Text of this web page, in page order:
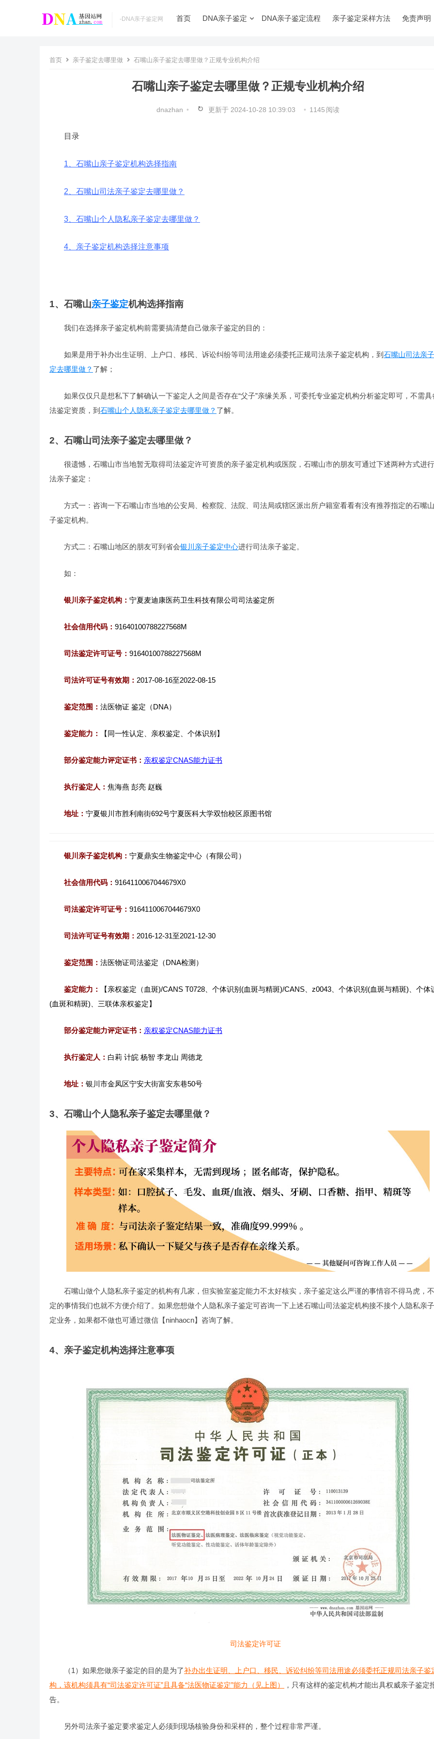
­-DNA亲子鉴定网 首页 DNA亲子鉴定 DNA亲子鉴定流程 亲子鉴定采样方法 免责声明
首页 亲子鉴定去哪里做 石嘴山亲子鉴定去哪里做？正规专业机构介绍
石嘴山亲子鉴定去哪里做？正规专业机构介绍
dnazhan • 更新于 2024-10-28 10:39:03 • 1145 阅读
目录
1、石嘴山亲子鉴定机构选择指南
2、石嘴山司法亲子鉴定去哪里做？
3、石嘴山个人隐私亲子鉴定去哪里做？
4、亲子鉴定机构选择注意事项
1、石嘴山亲子鉴定机构选择指南
我们在选择亲子鉴定机构前需要搞清楚自己做亲子鉴定的目的：
如果是用于补办出生证明、上户口、移民、诉讼纠纷等司法用途必须委托正规司法亲子鉴定机构，到 石嘴山司法亲
定去哪里做？ 了解；
如果仅仅只是想私下了解确认一下鉴定人之间是否存在“父子”亲缘关系，可委托专业鉴定机构分析鉴定即可，不需具
法鉴定资质，到 石嘴山个人隐私亲子鉴定去哪里做？ 了解。
2、石嘴山司法亲子鉴定去哪里做？
很遗憾，石嘴山市当地暂无取得司法鉴定许可资质的亲子鉴定机构或医院，石嘴山市的朋友可通过下述两种方式进
法亲子鉴定：
方式一：咨询一下石嘴山市当地的公安局、检察院、法院、司法局或辖区派出所户籍室看看有没有推荐指定的石嘴
子鉴定机构。
方式二：石嘴山地区的朋友可到省会银川亲子鉴定中心进行司法亲子鉴定。
如：
银川亲子鉴定机构： 宁夏麦迪康医药卫生科技有限公司司法鉴定所
社会信用代码： 91640100788227568M
司法鉴定许可证号： 91640100788227568M
司法许可证号有效期： 2017-08-16至2022-08-15
鉴定范围： 法医物证 鉴定（DNA）
鉴定能力： 【同一性认定、亲权鉴定、个体识别】
部分鉴定能力评定证书： 亲权鉴定CNAS能力证书
执行鉴定人： 焦海燕 彭亮 赵巍
地址： 宁夏银川市胜利南街692号宁夏医科大学双怡校区原图书馆
银川亲子鉴定机构： 宁夏鼎实生物鉴定中心（有限公司）
社会信用代码： 9164110067044679X0
司法鉴定许可证号： 9164110067044679X0
司法许可证号有效期： 2016-12-31至2021-12-30
鉴定范围： 法医物证司法鉴定（DNA检测）
鉴定能力：
【亲权鉴定（血斑)/CANS T0728、个体识别(血斑与精斑)/CANS、z0043、个体识别(血斑与精斑)、个体
(血斑和精斑)、三联体亲权鉴定】
部分鉴定能力评定证书： 亲权鉴定CNAS能力证书
执行鉴定人： 白莉 计皖 杨智 李龙山 周德龙
地址： 银川市金凤区宁安大街富安东巷50号
3、石嘴山个人隐私亲子鉴定去哪里做？
石嘴山做个人隐私亲子鉴定的机构有几家，但实验室鉴定能力不太好核实，亲子鉴定这么严谨的事情容不得马虎，
定的事情我们也就不方便介绍了。如果您想做个人隐私亲子鉴定可咨询一下上述石嘴山司法鉴定机构接不接个人隐私亲
定业务，如果都不做也可通过微信【ninhaocn】咨询了解。
4、亲子鉴定机构选择注意事项
司法鉴定许可证
（1）如果您做亲子鉴定的目的是为了补办出生证明、上户口、移民、诉讼纠纷等司法用途必须委托正规司法亲子鉴
构，该机构须具有“司法鉴定许可证”且具备“法医物证鉴定”能力（见上图）
，只有这样的鉴定机构才能出具权威亲子鉴定
告。
另外司法亲子鉴定要求鉴定人必须到现场核验身份和采样的，整个过程非常严谨。